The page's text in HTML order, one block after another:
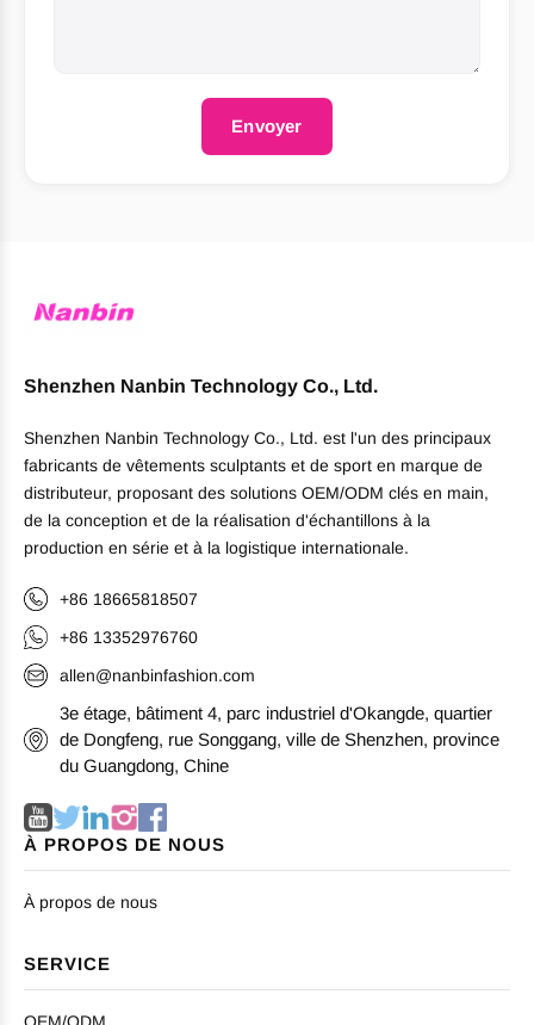
Envoyer
Shenzhen Nanbin Technology Co., Ltd.
Shenzhen Nanbin Technology Co., Ltd. est l'un des principaux
fabricants de vêtements sculptants et de sport en marque de
distributeur, proposant des solutions OEM/ODM clés en main,
de la conception et de la réalisation d'échantillons à la
production en série et à la logistique internationale.
+86 18665818507
+86 13352976760
allen@nanbinfashion.com
3e étage, bâtiment 4, parc industriel d'Okangde, quartier
de Dongfeng, rue Songgang, ville de Shenzhen, province
du Guangdong, Chine
À PROPOS DE NOUS
À propos de nous
SERVICE